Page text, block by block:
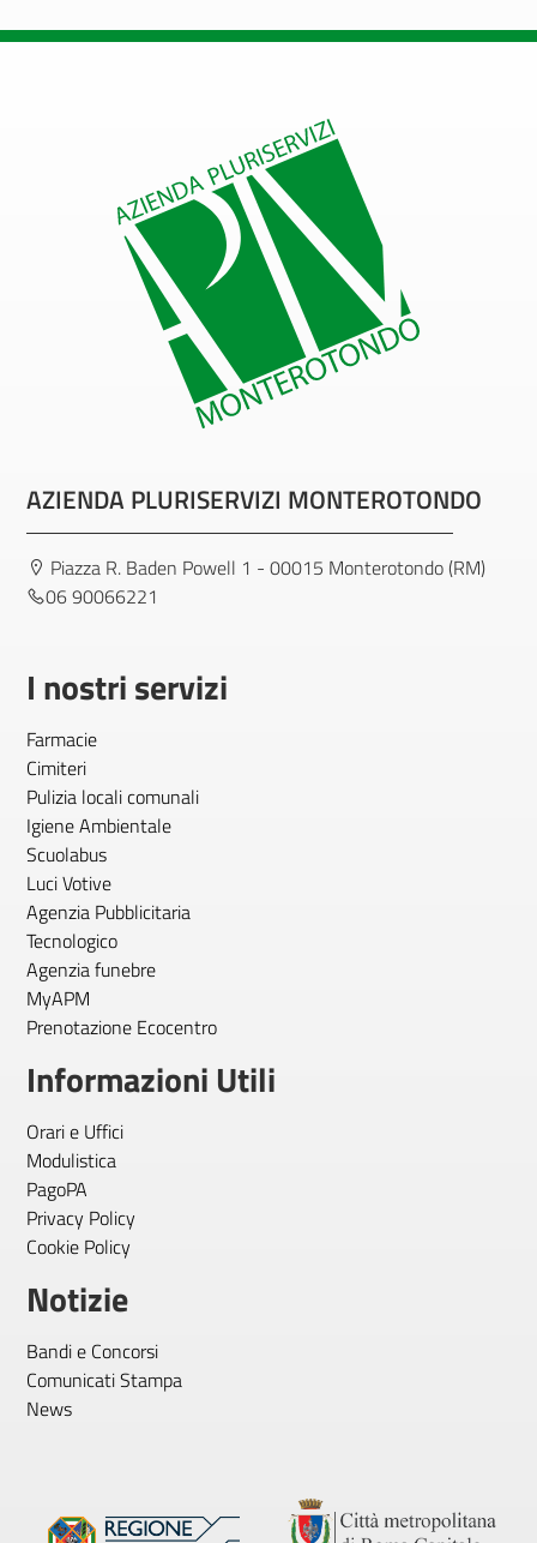
AZIENDA PLURISERVIZI MONTEROTONDO
Piazza R. Baden Powell 1 - 00015 Monterotondo (RM)
06 90066221
I nostri servizi
Farmacie
Cimiteri
Pulizia locali comunali
Igiene Ambientale
Scuolabus
Luci Votive
Agenzia Pubblicitaria
Tecnologico
Agenzia funebre
MyAPM
Prenotazione Ecocentro
Informazioni Utili
Orari e Uffici
Modulistica
PagoPA
Privacy Policy
Cookie Policy
Notizie
Bandi e Concorsi
Comunicati Stampa
News